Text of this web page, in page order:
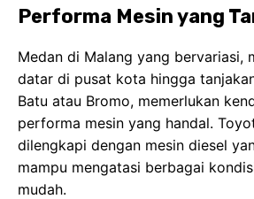
Performa Mesin yang
Medan di Malang yang bervariasi,
datar di pusat kota hingga
Batu atau Bromo, memerlukan
performa mesin yang handal.
dilengkapi dengan mesin diesel
mampu mengatasi berbagai
mudah.